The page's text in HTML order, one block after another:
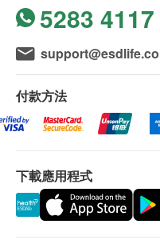
5283 4117
付款方法
下載應用程式